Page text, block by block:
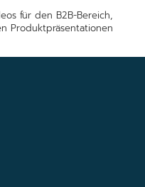
für den B2B-Bereich,
Produktpräsentationen